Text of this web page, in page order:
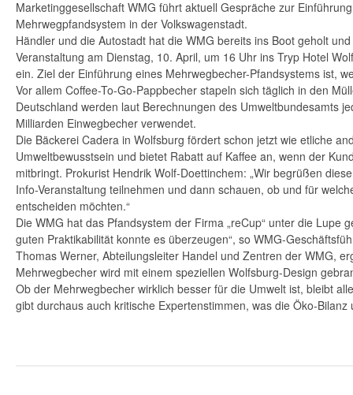
Marketinggesellschaft WMG führt aktuell Gespräche zur
Mehrwegpfandsystem in der Volkswagenstadt.
Händler und die Autostadt hat die WMG bereits ins Boot geholt
Veranstaltung am Dienstag, 10. April, um 16 Uhr ins Tryp Hotel
ein. Ziel der Einführung eines Mehrwegbecher-Pfandsystems ist,
Vor allem Coffee-To-Go-Pappbecher stapeln sich täglich in den
Deutschland werden laut Berechnungen des Umweltbundesamts
Milliarden Einwegbecher verwendet.
Die Bäckerei Cadera in Wolfsburg fördert schon jetzt wie etliche
Umweltbewusstsein und bietet Rabatt auf Kaffee an, wenn der
mitbringt. Prokurist Hendrik Wolf-Doettinchem: „Wir begrüßen
Info-Veranstaltung teilnehmen und dann schauen, ob und für
entscheiden möchten.“
Die WMG hat das Pfandsystem der Firma „reCup“ unter die Lupe
guten Praktikabilität konnte es überzeugen“, so WMG-
Thomas Werner, Abteilungsleiter Handel und Zentren der WMG,
Mehrwegbecher wird mit einem speziellen Wolfsburg-Design
Ob der Mehrwegbecher wirklich besser für die Umwelt ist, bleibt
gibt durchaus auch kritische Expertenstimmen, was die Öko-